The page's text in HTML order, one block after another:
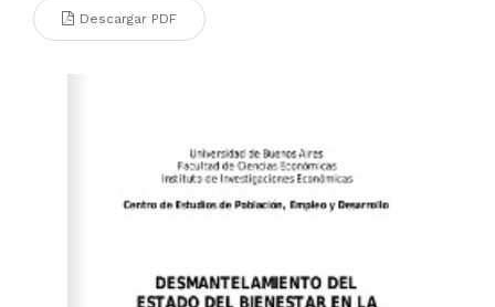
Descargar PDF